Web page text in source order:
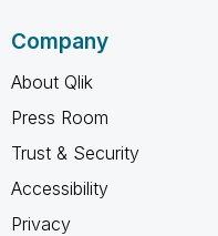
Company
About Qlik
Press Room
Trust & Security
Accessibility
Privacy